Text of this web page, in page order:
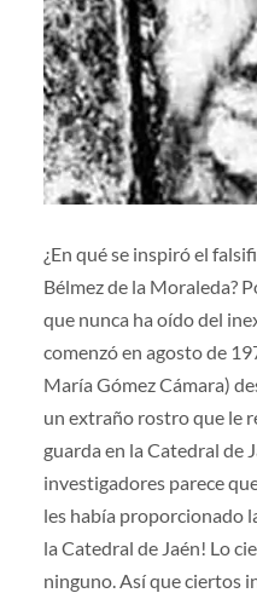
¿En qué se inspiró el
Bélmez de la Moraleda?
que nunca ha oído del
comenzó en agosto de
María Gómez Cámara)
un extraño rostro que le
guarda en la Catedral de
investigadores parece
les había proporcionado
la Catedral de Jaén! Lo
ninguno. Así que ciertos